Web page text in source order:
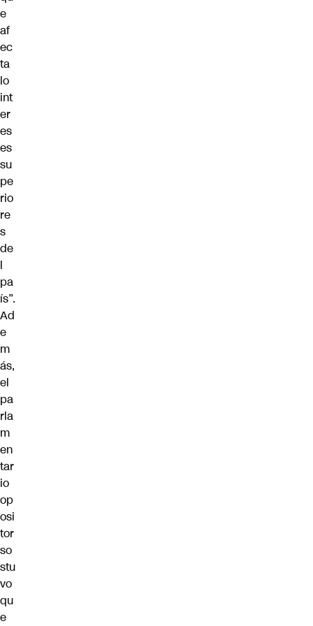
e
af
ec
ta
lo
int
er
es
es
su
pe
rio
re
s
de
l
pa
ís”.
Ad
e
m
ás,
el
pa
rla
m
en
tar
io
op
osi
tor
so
stu
vo
qu
e